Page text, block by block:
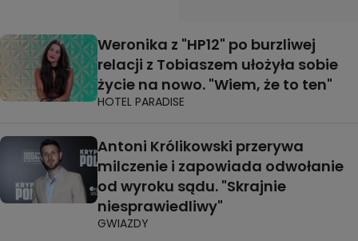
Weronika z "HP12" po burzliwej
relacji z Tobiaszem ułożyła sobie
życie na nowo. "Wiem, że to ten"
HOTEL PARADISE
Antoni Królikowski przerywa
milczenie i zapowiada odwołanie
od wyroku sądu. "Skrajnie
niesprawiedliwy"
GWIAZDY